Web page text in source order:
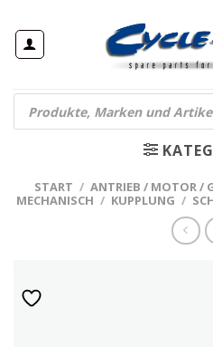
Inhalt
springen
Products
search
START / ANTRIEB / MOTOR /
MECHANISCH / KUPPLUNG /